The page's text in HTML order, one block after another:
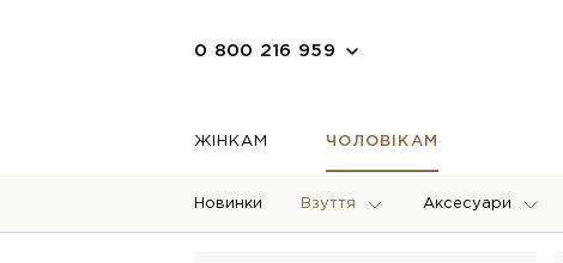
0 800 216 959
ЖІНКАМ ЧОЛОВІКАМ
Новинки Взуття Аксесуари